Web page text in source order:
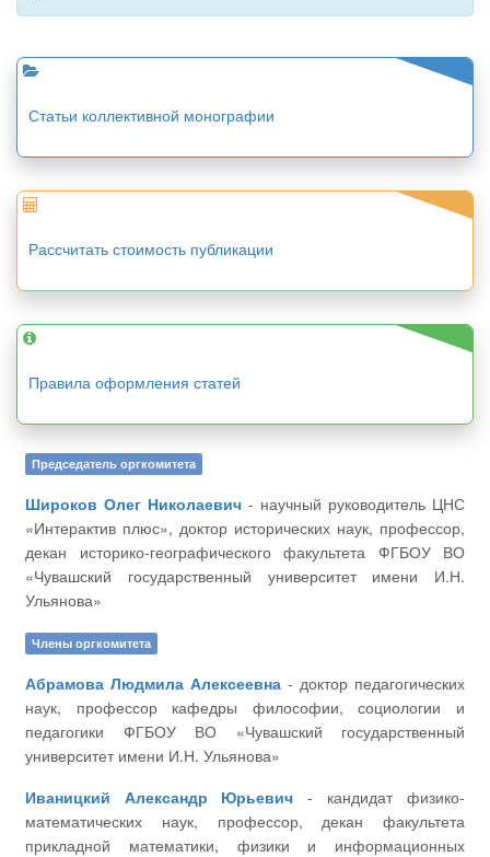
Статьи коллективной монографии
Рассчитать стоимость публикации
Правила оформления статей
Председатель оргкомитета
Широков Олег Николаевич
«Интерактив плюс», доктор исторических наук, профессор,
декан историко-географического факультета ФГБОУ ВО
«Чувашский государственный университет имени И.Н.
Ульянова»
Члены оргкомитета
Абрамова Людмила Алексеевна
наук, профессор кафедры философии, социологии и
педагогики ФГБОУ ВО «Чувашский государственный
университет имени И.Н. Ульянова»
Иваницкий Александр Юрьевич
математических наук, профессор, декан факультета
прикладной математики, физики и информационных